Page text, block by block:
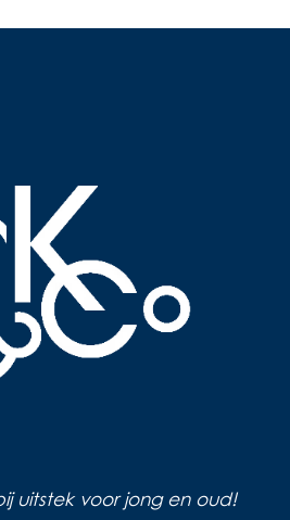
uitstek voor jong en oud!